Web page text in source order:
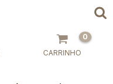
CARRINHO
0